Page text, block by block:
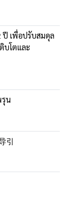
ปี เพื่อปรับสมดุล
บโตและ
รุน
引